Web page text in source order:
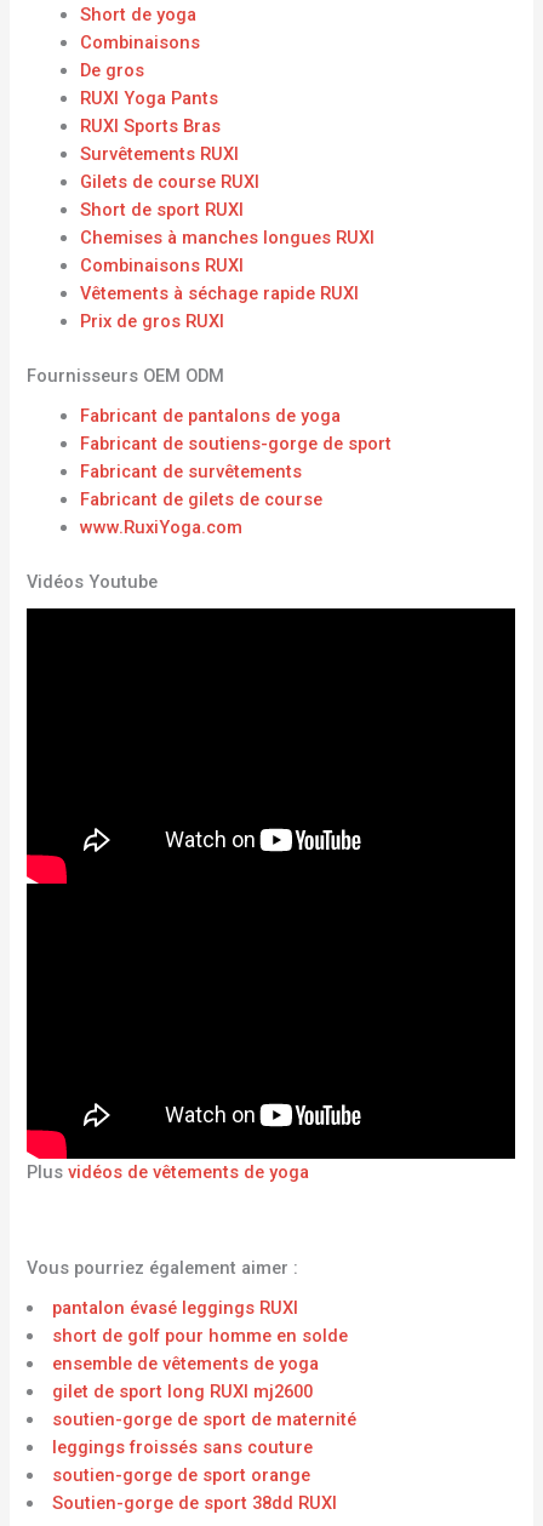
Short de yoga
Combinaisons
De gros
RUXI Yoga Pants
RUXI Sports Bras
Survêtements RUXI
Gilets de course RUXI
Short de sport RUXI
Chemises à manches longues RUXI
Combinaisons RUXI
Vêtements à séchage rapide RUXI
Prix ​​de gros RUXI
Fournisseurs OEM ODM
Fabricant de pantalons de yoga
Fabricant de soutiens-gorge de sport
Fabricant de survêtements
Fabricant de gilets de course
www.RuxiYoga.com
Vidéos Youtube
Plusvidéos de vêtements de yoga
Vous pourriez également aimer :
pantalon évasé leggings RUXI
short de golf pour homme en solde
ensemble de vêtements de yoga
gilet de sport long RUXI mj2600
soutien-gorge de sport de maternité
leggings froissés sans couture
soutien-gorge de sport orange
Soutien-gorge de sport 38dd RUXI